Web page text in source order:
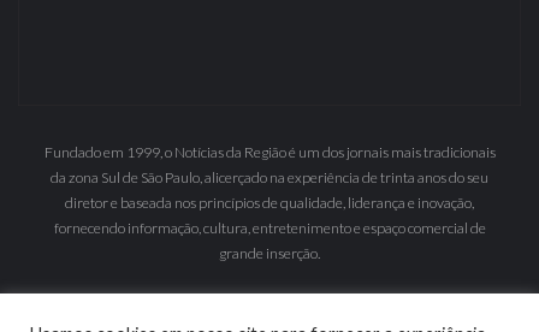
Fundado em 1999, o Notícias da Região é um dos jornais mais tradicionais
da zona Sul de São Paulo, alicerçado na experiência de trinta anos do seu
diretor e baseada nos princípios de qualidade, liderança e inovação,
fornecendo informação, cultura, entretenimento e espaço comercial de
grande inserção.